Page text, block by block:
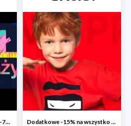
Finał wyprzedaży w Endo do -70% Dodatkowe -15% na wszystko z wyprzedaży w Endo